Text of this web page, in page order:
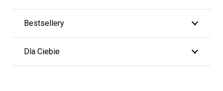
Bestsellery
Dla Ciebie